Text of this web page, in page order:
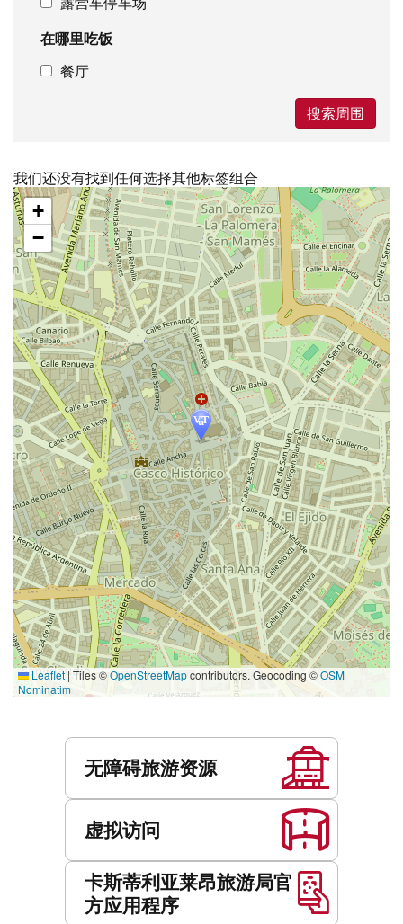
在哪里吃饭
餐厅
搜索周围
我们还没有找到任何选择其他标签组合
跳
过
地
图
+
−
Leaflet | Tiles ©OpenStreetMapcontributors. Geocoding ©OSM
Nominatim
无障碍旅游资源
虚拟访问
卡斯蒂利亚莱昂旅游局官
方应用程序